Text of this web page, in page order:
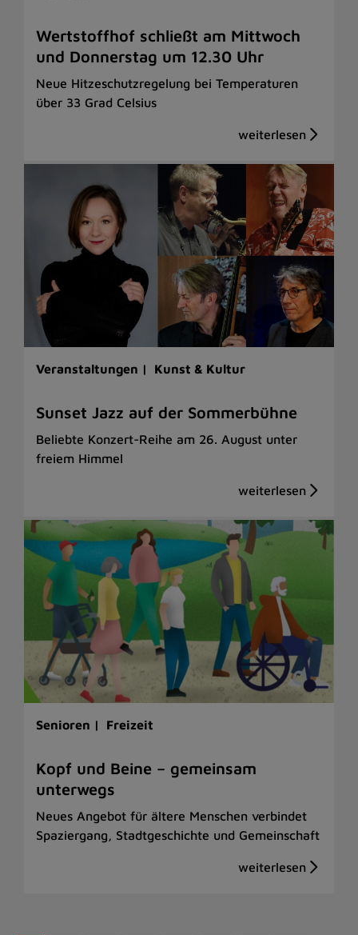
Wertstoffhof schließt am Mittwoch
und Donnerstag um 12.30 Uhr
Neue Hitzeschutzregelung bei Temperaturen
über 33 Grad Celsius
Veranstaltungen | Kunst & Kultur
Sunset Jazz auf der Sommerbühne
Beliebte Konzert-Reihe am 26. August unter
freiem Himmel
Senioren | Freizeit
Kopf und Beine – gemeinsam
unterwegs
Neues Angebot für ältere Menschen verbindet
Spaziergang, Stadtgeschichte und Gemeinschaft